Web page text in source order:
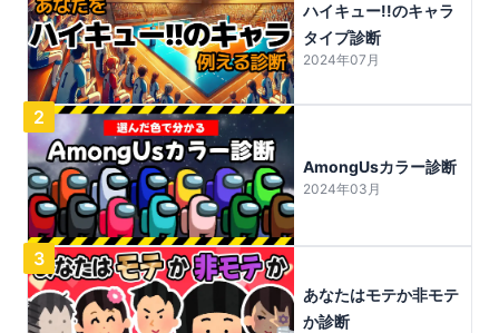
ハイキュー!!のキャラ
タイプ診断
2024年07月
2
AmongUsカラー診断
2024年03月
3
あなたはモテか非モテ
か診断